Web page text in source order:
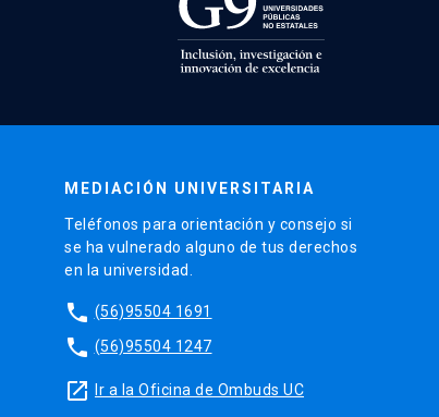
MEDIACIÓN UNIVERSITARIA
Teléfonos para orientación y consejo si
se ha vulnerado alguno de tus derechos
en la universidad.
phone (56)95504 1691
phone (56)95504 1247
launch Ir a la Oficina de Ombuds UC